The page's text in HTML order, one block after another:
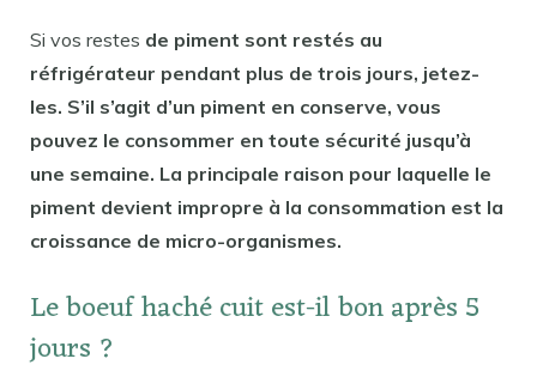
Si vos restes de piment sont restés au
réfrigérateur pendant plus de trois jours, jetez-
les. S’il s’agit d’un piment en conserve, vous
pouvez le consommer en toute sécurité jusqu’à
une semaine. La principale raison pour laquelle le
piment devient impropre à la consommation est la
croissance de micro-organismes.
Le boeuf haché cuit est-il bon après 5
jours ?